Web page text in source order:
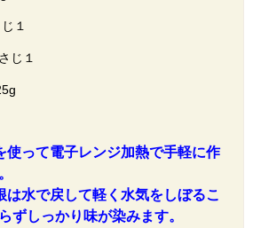
１
じ１
使って電子レンジ加熱で手軽に作
は水で戻して軽く水気をしぼるこ
ずしっかり味が染みます。